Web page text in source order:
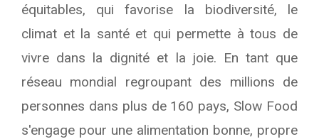
équitables, qui favorise la biodiversité, le
climat et la santé et qui permette à tous de
vivre dans la dignité et la joie. En tant que
réseau mondial regroupant des millions de
personnes dans plus de 160 pays, Slow Food
s'engage pour une alimentation bonne, propre